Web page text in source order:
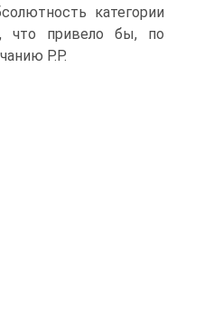
категории
что привело бы, по
Р.Р.